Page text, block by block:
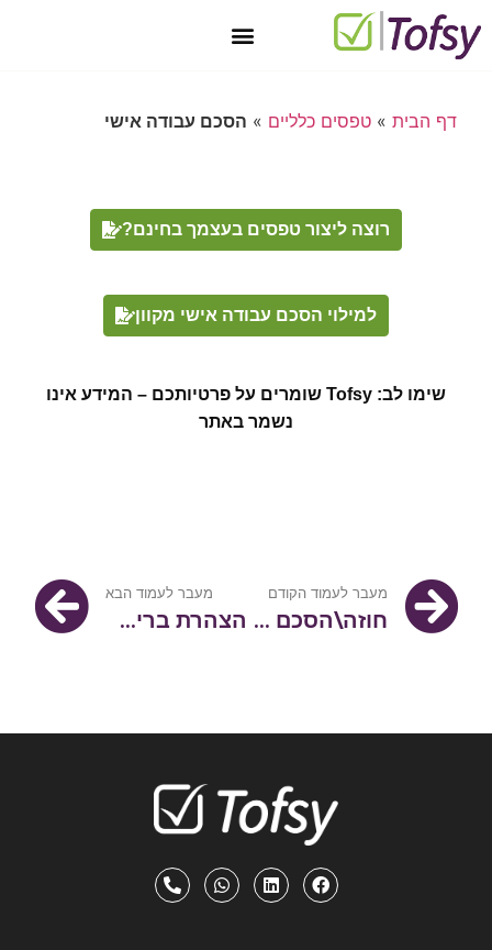
דף הבית »טפסים כלליים » הסכם עבודה אישי
רוצה ליצור טפסים בעצמך בחינם?
למילוי הסכם עבודה אישי מקוון
שימו לב: Tofsy שומרים על פרטיותכם – המידע אינו
נשמר באתר
מעבר לעמוד הקודם
חוזה\הסכם שכירות כללי
מעבר לעמוד הבא
הצהרת בריאות כללית